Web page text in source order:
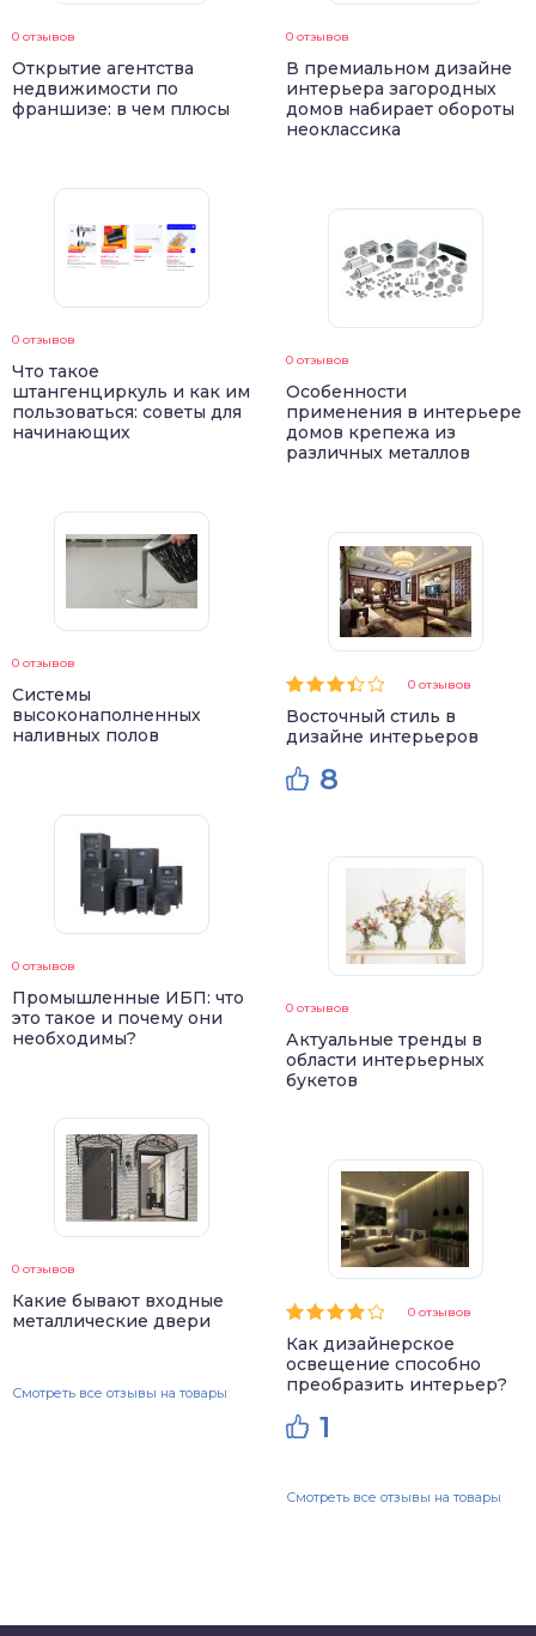
0 отзывов
Открытие агентства
недвижимости по
франшизе: в чем плюсы
0 отзывов
Что такое
штангенциркуль и как им
пользоваться: советы для
начинающих
0 отзывов
Системы
высоконаполненных
наливных полов
0 отзывов
Промышленные ИБП: что
это такое и почему они
необходимы?
0 отзывов
Какие бывают входные
металлические двери
Смотреть все отзывы на товары
0 отзывов
В премиальном дизайне
интерьера загородных
домов набирает обороты
неоклассика
0 отзывов
Особенности
применения в интерьере
домов крепежа из
различных металлов
0 отзывов
Восточный стиль в
дизайне интерьеров
8
0 отзывов
Актуальные тренды в
области интерьерных
букетов
0 отзывов
Как дизайнерское
освещение способно
преобразить интерьер?
1
Смотреть все отзывы на товары